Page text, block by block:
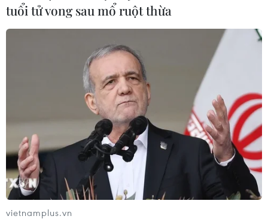
Sudan kêu gọi các đối tác trong cộng đồng quốc tế ủng
hộ quá trình chuyển tiếp hòa bình theo cách có thể giúp
nước này mở ra con đường dẫn tới ổn định, phát triển
tuổi tử vong sau mổ ruột thừa
vietnamplus.vn